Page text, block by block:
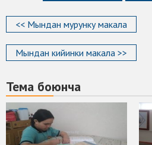
<< Мындан мурунку макала
Мындан кийинки макала >>
Тема боюнча